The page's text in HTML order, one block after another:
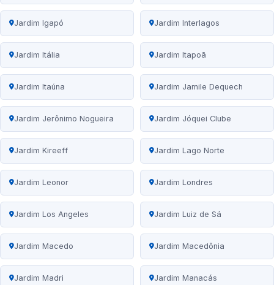
Jardim Igapó Jardim Interlagos
Jardim Itália Jardim Itapoã
Jardim Itaúna Jardim Jamile Dequech
Jardim Jerônimo Nogueira Jardim Jóquei Clube
Jardim Kireeff Jardim Lago Norte
Jardim Leonor Jardim Londres
Jardim Los Angeles Jardim Luiz de Sá
Jardim Macedo Jardim Macedônia
Jardim Madri Jardim Manacás